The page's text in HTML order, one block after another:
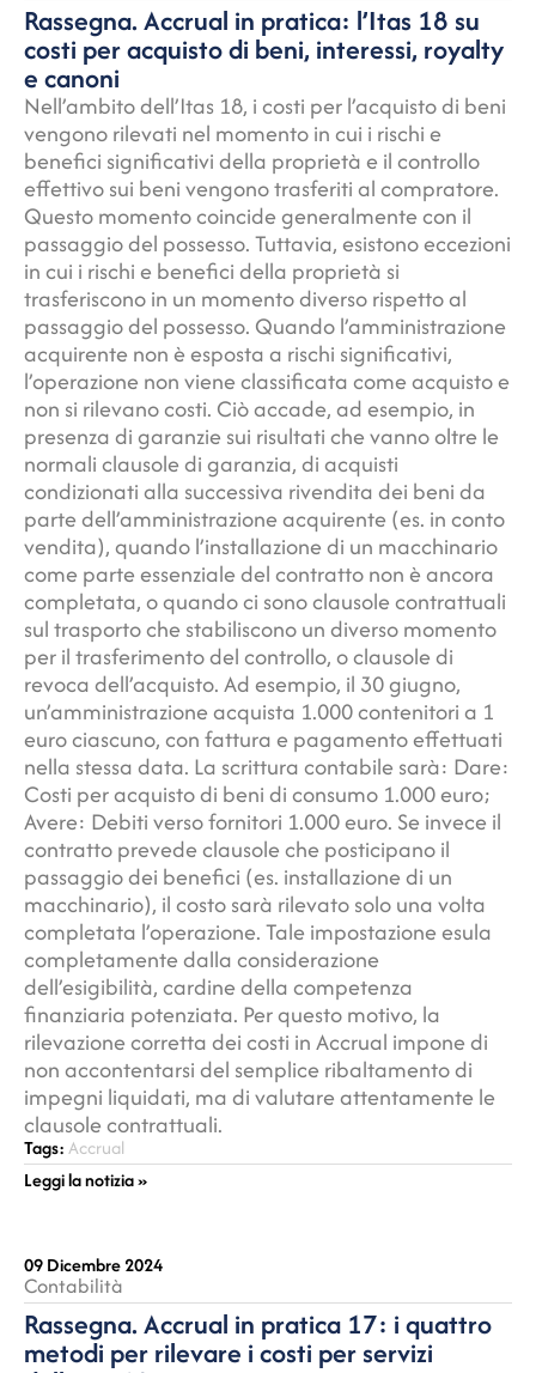
Rassegna. Accrual in pratica: l’Itas 18 su
costi per acquisto di beni, interessi, royalty
e canoni
Nell’ambito dell’Itas 18, i costi per l’acquisto di beni
vengono rilevati nel momento in cui i rischi e
benefici significativi della proprietà e il controllo
effettivo sui beni vengono trasferiti al compratore.
Questo momento coincide generalmente con il
passaggio del possesso. Tuttavia, esistono eccezioni
in cui i rischi e benefici della proprietà si
trasferiscono in un momento diverso rispetto al
passaggio del possesso. Quando l’amministrazione
acquirente non è esposta a rischi significativi,
l’operazione non viene classificata come acquisto e
non si rilevano costi. Ciò accade, ad esempio, in
presenza di garanzie sui risultati che vanno oltre le
normali clausole di garanzia, di acquisti
condizionati alla successiva rivendita dei beni da
parte dell’amministrazione acquirente (es. in conto
vendita), quando l’installazione di un macchinario
come parte essenziale del contratto non è ancora
completata, o quando ci sono clausole contrattuali
sul trasporto che stabiliscono un diverso momento
per il trasferimento del controllo, o clausole di
revoca dell’acquisto. Ad esempio, il 30 giugno,
un’amministrazione acquista 1.000 contenitori a 1
euro ciascuno, con fattura e pagamento effettuati
nella stessa data. La scrittura contabile sarà: Dare:
Costi per acquisto di beni di consumo 1.000 euro;
Avere: Debiti verso fornitori 1.000 euro. Se invece il
contratto prevede clausole che posticipano il
passaggio dei benefici (es. installazione di un
macchinario), il costo sarà rilevato solo una volta
completata l’operazione. Tale impostazione esula
completamente dalla considerazione
dell’esigibilità, cardine della competenza
finanziaria potenziata. Per questo motivo, la
rilevazione corretta dei costi in Accrual impone di
non accontentarsi del semplice ribaltamento di
impegni liquidati, ma di valutare attentamente le
clausole contrattuali.
Tags:Accrual
Leggi la notizia »
09 Dicembre 2024
Contabilità
Rassegna. Accrual in pratica 17: i quattro
metodi per rilevare i costi per servizi